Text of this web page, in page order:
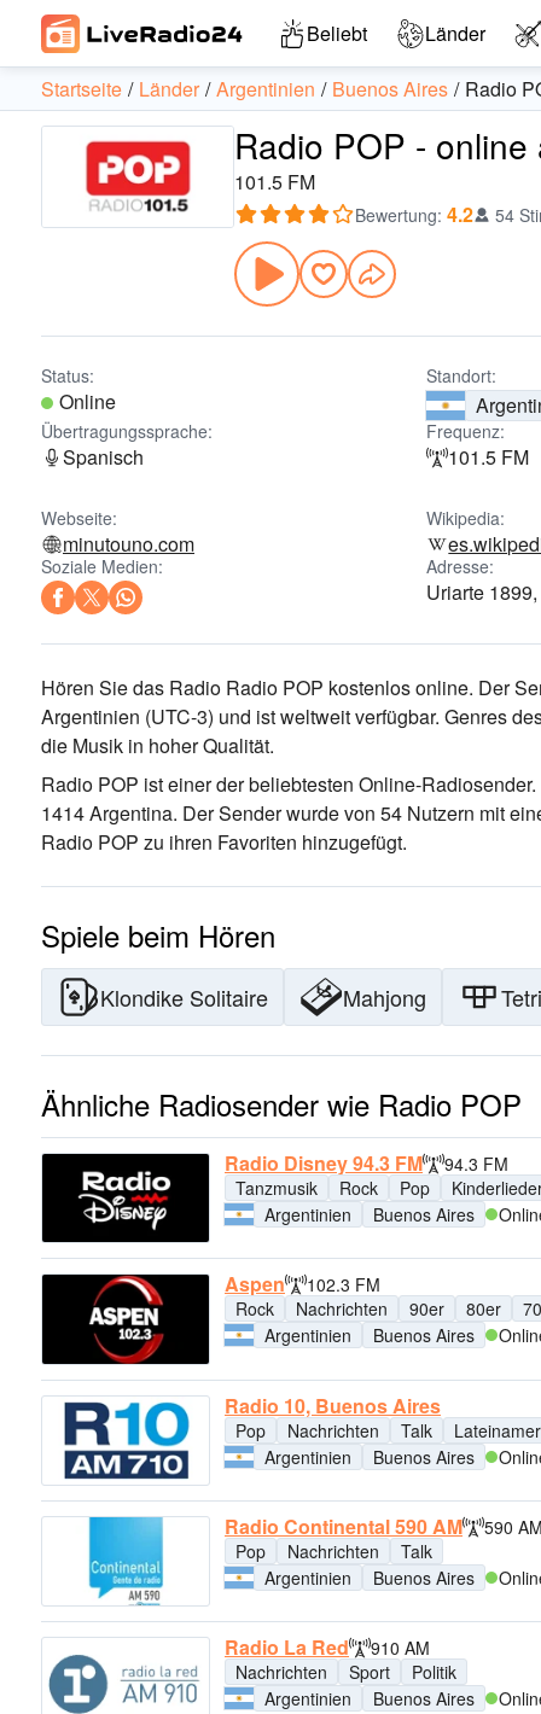
Beliebt Länder
Startseite
Länder Argentinien Buenos Aires Radio
Radio POP - online
101.5 FM
Bewertung: 4.2 54
Status:
Online
Standort:
Übertragungssprache:
Spanisch
Frequenz:
101.5 FM
Webseite:
minutouno.com
Wikipedia:
Soziale Medien: Adresse:
Uriarte
Hören Sie das Radio Radio POP kostenlos online. Der
Argentinien (UTC-3) und ist weltweit verfügbar. Genres
die Musik in hoher Qualität.
Radio POP ist einer der beliebtesten Online-Radiosender.
1414 Argentina. Der Sender wurde von 54 Nutzern mit
Radio POP zu ihren Favoriten hinzugefügt.
Spiele beim Hören
Klondike Solitaire Mahjong
Ähnliche Radiosender wie Radio POP
Radio Disney 94.3 FM
94.3 FM
Tanzmusik
Rock Pop
Argentinien
Buenos Aires
Aspen
102.3 FM
Rock
Nachrichten 90er 80er
Argentinien
Buenos Aires
Radio 10, Buenos Aires
Pop Nachrichten Talk
Argentinien
Buenos Aires
Radio Continental 590 AM
590 AM
Pop
Nachrichten
Talk
Argentinien
Buenos Aires
Radio La Red
910 AM
Nachrichten
Sport
Politik
Argentinien
Buenos Aires